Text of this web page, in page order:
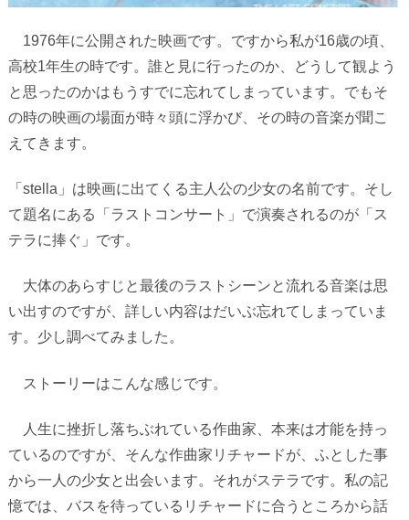
1976年に公開された映画です。ですから私が16歳の頃、
高校1年生の時です。誰と見に行ったのか、どうして観よう
と思ったのかはもうすでに忘れてしまっています。でもそ
の時の映画の場面が時々頭に浮かび、その時の音楽が聞こ
えてきます。
「 stella 」は映画に出てくる主人公の少女の名前です。そし
て題名にある「ラストコンサート」で演奏されるのが「ス
テラに捧ぐ」です。
大体のあらすじと最後のラストシーンと流れる音楽は思
い出すのですが、詳しい内容はだいぶ忘れてしまっていま
す。少し調べてみました。
ストーリーはこんな感じです。
人生に挫折し落ちぶれている作曲家、本来は才能を持っ
ているのですが、そんな作曲家リチャードが、ふとした事
から一人の少女と出会います。それがステラです。私の記
憶では、バスを待っているリチャードに合うところから話